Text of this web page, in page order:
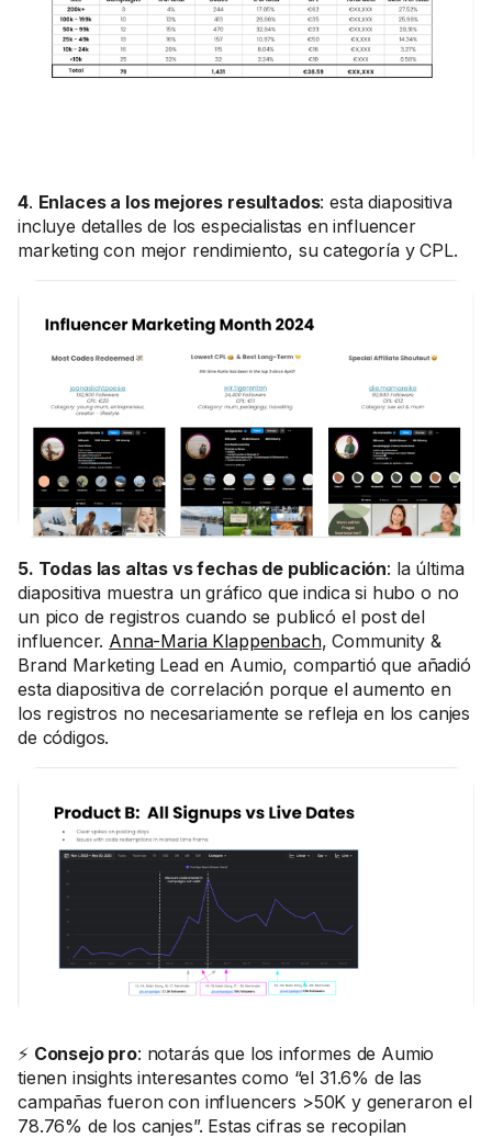
4. Enlaces a los mejores resultados: esta diapositiva
incluye detalles de los especialistas en influencer
marketing con mejor rendimiento, su categoría y CPL.
5. Todas las altas vs fechas de publicación: la última
diapositiva muestra un gráfico que indica si hubo o no
un pico de registros cuando se publicó el post del
influencer. Anna-Maria Klappenbach, Community &
Brand Marketing Lead en Aumio, compartió que añadió
esta diapositiva de correlación porque el aumento en
los registros no necesariamente se refleja en los canjes
de códigos.
⚡ Consejo pro: notarás que los informes de Aumio
tienen insights interesantes como “el 31.6% de las
campañas fueron con influencers >50K y generaron el
78.76% de los canjes”. Estas cifras se recopilan